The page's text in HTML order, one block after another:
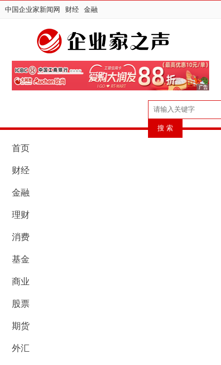
中国企业家新闻网 财经 金融
首页
财经
金融
理财
消费
基金
商业
股票
期货
外汇